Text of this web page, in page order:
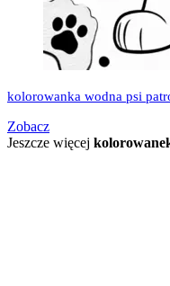
kolorowanka wodna psi
Zobacz
Jeszcze więcej